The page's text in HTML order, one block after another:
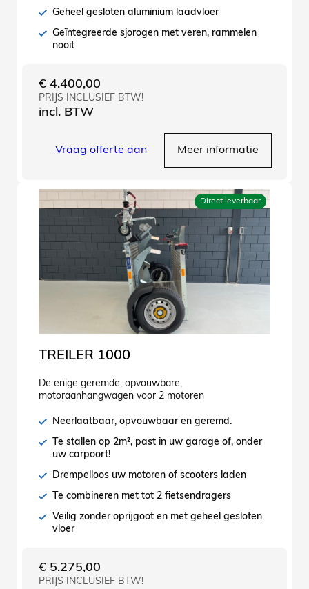
Geheel gesloten aluminium laadvloer
Geïntegreerde sjorogen met veren, rammelen
nooit
€ 4.400,00
PRIJS INCLUSIEF BTW!
incl. BTW
Vraag offerte aan Meer informatie
Direct leverbaar
TREILER 1000
De enige geremde, opvouwbare,
motoraanhangwagen voor 2 motoren
Neerlaatbaar, opvouwbaar en geremd.
Te stallen op 2m², past in uw garage of, onder
uw carpoort!
Drempelloos uw motoren of scooters laden
Te combineren met tot 2 fietsendragers
Veilig zonder oprijgoot en met geheel gesloten
vloer
€ 5.275,00
PRIJS INCLUSIEF BTW!